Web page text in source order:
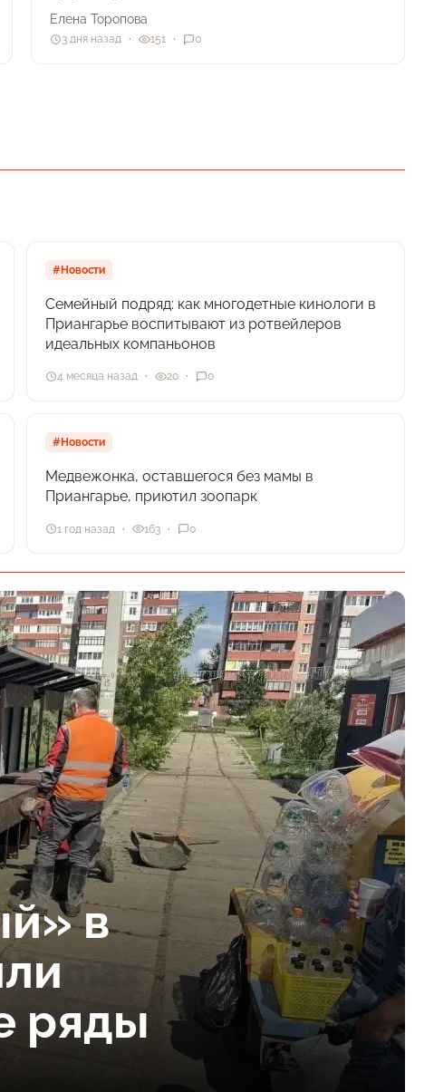
Елена Торопова
3 дня назад 151 0
#Новости
Семейный подряд: как многодетные кинологи в
Приангарье воспитывают из ротвейлеров
идеальных компаньонов
4 месяца назад 20 0
#Новости
Медвежонка, оставшегося без мамы в
Приангарье, приютил зоопарк
1 год назад 163 0
в
ряды